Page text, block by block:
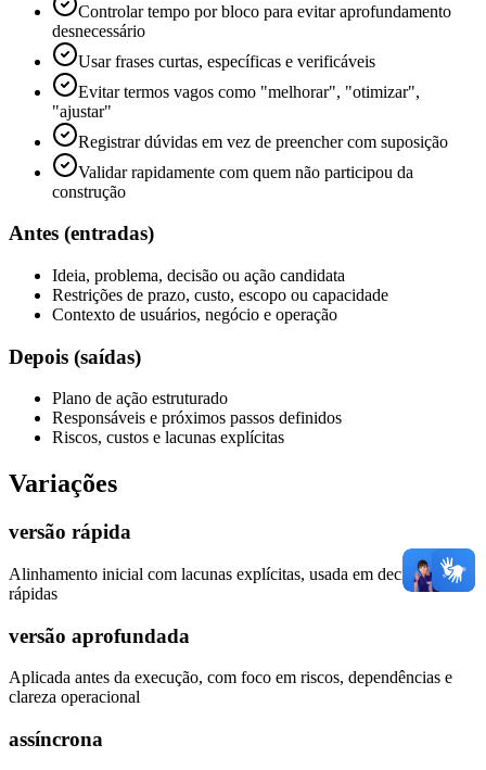
Controlar tempo por bloco para evitar aprofundamento
desnecessário
Usar frases curtas, específicas e verificáveis
Evitar termos vagos como "melhorar", "otimizar",
"ajustar"
Registrar dúvidas em vez de preencher com suposição
Validar rapidamente com quem não participou da
construção
Antes (entradas)
Ideia, problema, decisão ou ação candidata
Restrições de prazo, custo, escopo ou capacidade
Contexto de usuários, negócio e operação
Depois (saídas)
Plano de ação estruturado
Responsáveis e próximos passos definidos
Riscos, custos e lacunas explícitas
Variações
versão rápida
Alinhamento inicial com lacunas explícitas, usada em decisões
rápidas
versão aprofundada
Aplicada antes da execução, com foco em riscos, dependências e
clareza operacional
assíncrona